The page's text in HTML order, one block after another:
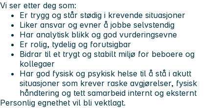
Vi ser etter deg som:
Er trygg og står stødig i krevende situasjoner
Liker ansvar og evner å jobbe selvstendig
Har analytisk blikk og god vurderingsevne
Er rolig, tydelig og forutsigbar
Bidrar til et trygt og stabilt miljø for beboere og
kollegaer
Har god fysisk og psykisk helse til å stå i akutt
situasjoner som krever raske avgjørelser, fysisk
håndtering og tett samarbeid internt og eksternt
Personlig egnethet vil bli vektlagt.